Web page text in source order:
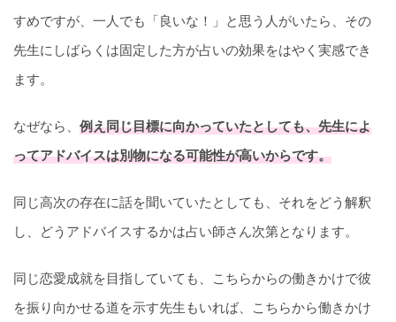
すめですが、一人でも「良いな！」と思う人がいたら、その
先生にしばらくは固定した方が占いの効果をはやく実感でき
ます。
なぜなら、 例え同じ目標に向かっていたとしても、先生によ
ってアドバイスは別物になる可能性が高いからです。
同じ高次の存在に話を聞いていたとしても、それをどう解釈
し、どうアドバイスするかは占い師さん次第となります。
同じ恋愛成就を目指していても、こちらからの働きかけで彼
を振り向かせる道を示す先生もいれば、こちらから働きかけ